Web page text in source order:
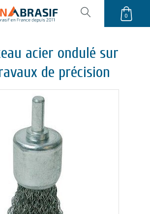
0
acier ondulé sur
de précision